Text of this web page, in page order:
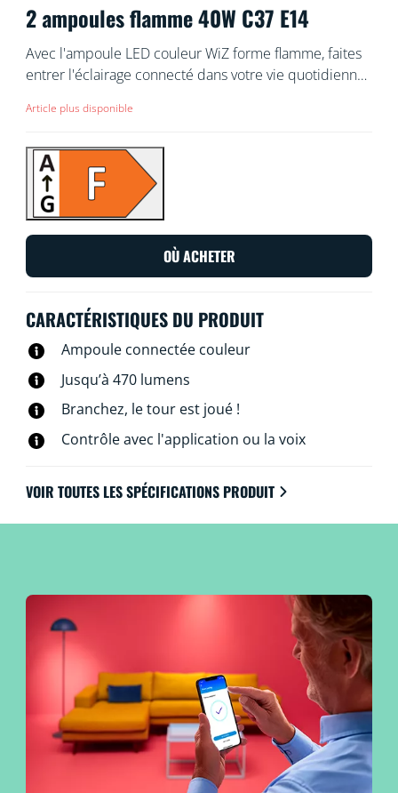
2 ampoules flamme 40W C37 E14
Avec l'ampoule LED couleur WiZ forme flamme, faites
entrer l'éclairage connecté dans votre vie quotidienne.
dotés d'une douille E14. Pour créer l'ambiance qui
blanche plus ou moins chaude, ou déclinée en
16 millions de couleurs. Vous pouvez créer des
programmes d'allumage et d'extinction de vos lampes
pour la semaine ou selon un jour précis, et
commander le système via votre smartphone ou à la
voix. Vous pouvez même y accéder à distance. Pas
connectent directement au Wi-Fi.
Article plus disponible
OÙ ACHETER
CARACTÉRISTIQUES DU PRODUIT
Ampoule connectée couleur
Jusqu’à 470 lumens
Branchez, le tour est joué !
Contrôle avec l'application ou la voix
VOIR TOUTES LES SPÉCIFICATIONS PRODUIT